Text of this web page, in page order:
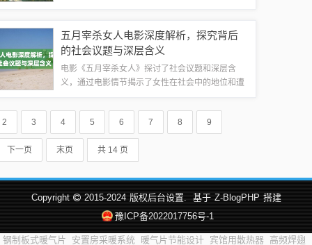
块链技术取得新突破，数字货币安全性得到提...
五月宰杀女人电影深度解析，探究背后
的社会议题与深层含义
电影《五月宰杀女人》探讨了社会议题和深层含
义，通过电影情节揭示了女性在社会中的地位和遭
观众对于性别平等和社会公正的反思。该电影也探
讨了女性自我救赎和自我成长的重要性。电影《...
2 3 4 5 6 7 8 9
下一页 末页 共 14 页
Copyright 2015-2024 版权后台设置. 基于 Z-BlogPHP 搭建
豫ICP备2022017756号-1
钢制板式暖气片 安置房采暖系统 暖气片节能设计 宾馆用散热器 高频焊翅